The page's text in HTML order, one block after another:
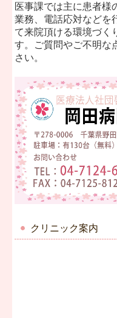
クリニック案内
医事課では主に患者様
業務、電話応対などを
て来院頂ける環境づく
す。ご質問やご不明な
さい。